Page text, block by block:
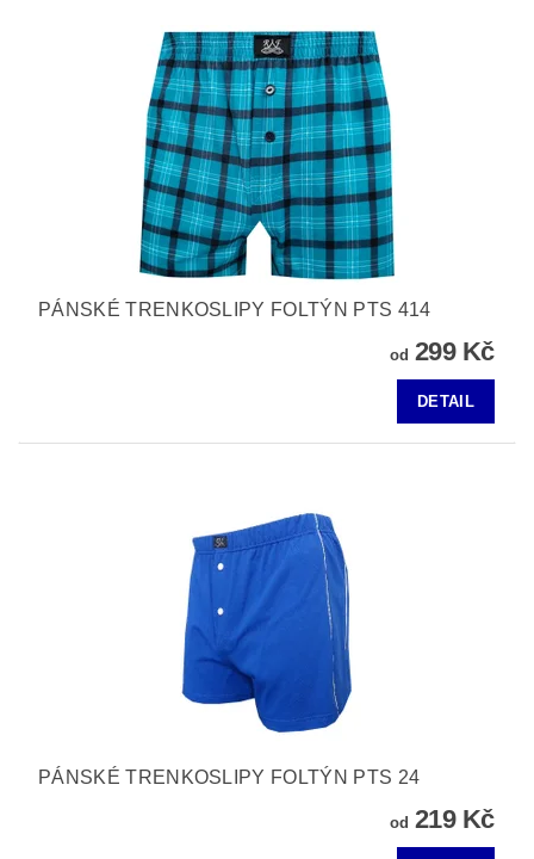
PÁNSKÉ TRENKOSLIPY FOLTÝN PTS 414
od 299 Kč
DETAIL
PÁNSKÉ TRENKOSLIPY FOLTÝN PTS 24
od 219 Kč